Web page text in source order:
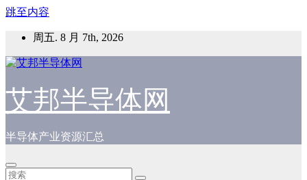
跳至内容
周五. 8 月 7th, 2026
艾邦半导体网
半导体产业资源汇总